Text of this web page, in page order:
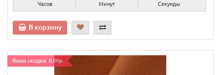
Часов Минут Секунда
В корзину
Ваша скидка: 0.00р.